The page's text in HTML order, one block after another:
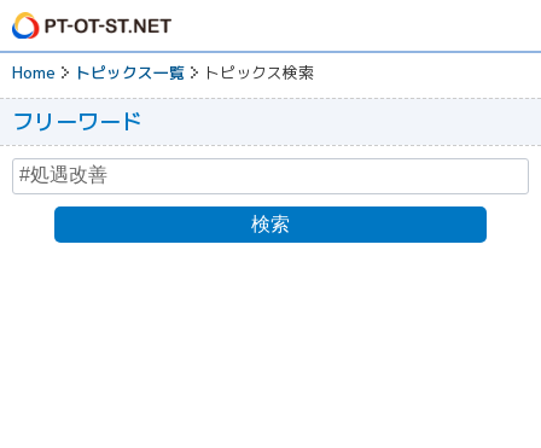
Home トピックス一覧 トピックス検索
フリーワード
検索